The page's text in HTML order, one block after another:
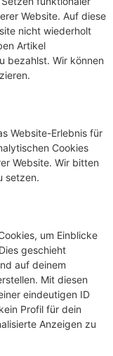
Website. Auf diese
nicht wiederholt
Artikel
bezahlst. Wir können
Website-Erlebnis für
Cookies
Website. Wir bitten
setzen.
um Einblicke
geschieht
auf deinem
Mit diesen
eindeutigen ID
Profil für dein
Anzeigen zu